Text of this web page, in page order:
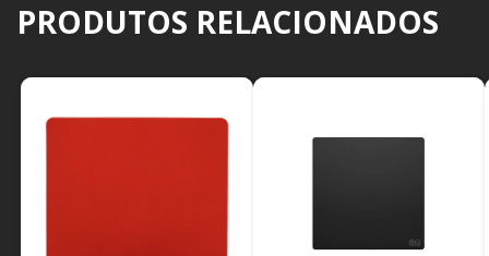
PRODUTOS RELACIONADOS